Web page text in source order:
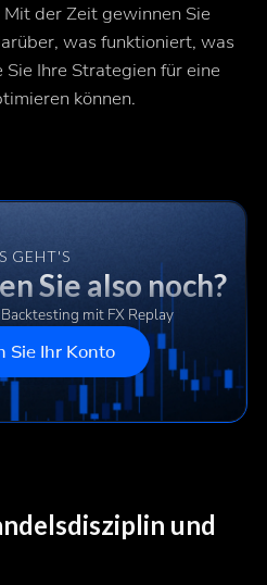
der Zeit gewinnen Sie
was funktioniert, was
Ihre Strategien für eine
können.
GEHT'S
Sie also noch?
mit FX Replay
Sie Ihr Konto
und